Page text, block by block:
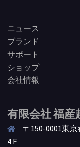
ニュース
ブランド
サポート
ショップ
会社情報
有限会社 福産
〒150-0001東
4Ｆ